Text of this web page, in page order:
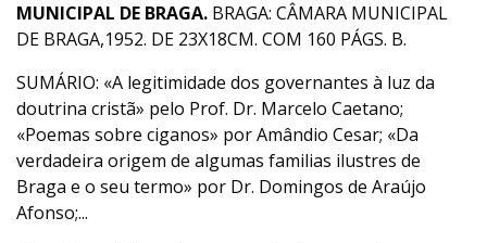
MUNICIPAL DE BRAGA. BRAGA: CÂMARA MUNICIPAL
DE BRAGA,1952. DE 23X18CM. COM 160 PÁGS. B.
SUMÁRIO: «A legitimidade dos governantes à luz da
doutrina cristã» pelo Prof. Dr. Marcelo Caetano;
«Poemas sobre ciganos» por Amândio Cesar; «Da
verdadeira origem de algumas familias ilustres de
Braga e o seu termo» por Dr. Domingos de Araújo
Afonso;...